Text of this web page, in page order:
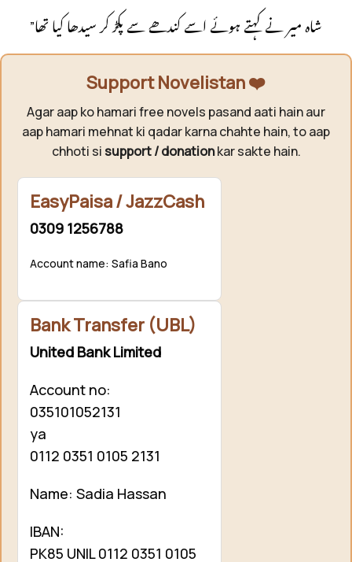
”شاہ میر نے کہتے ہوئے اسے کندھے سے پکڑ کر سیدھا کیا تھا
Support Novelistan ❤️
Agar aap ko hamari free novels pasand aati hain aur
aap hamari mehnat ki qadar karna chahte hain, to aap
chhoti si support / donationkar sakte hain.
EasyPaisa / JazzCash
0309 1256788
Account name: Safia Bano
Bank Transfer (UBL)
United Bank Limited
Account no:
035101052131
ya
0112 0351 0105 2131
Name: Sadia Hassan
IBAN:
PK85 UNIL 0112 0351 0105